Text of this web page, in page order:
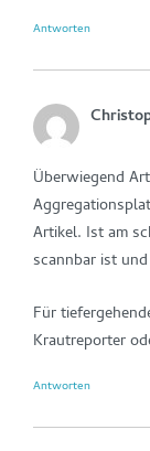
Antworten
Überwiegend
Artikel. Ist am
scannbar ist
Für
Krautreporter
Antworten